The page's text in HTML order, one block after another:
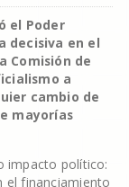
el Poder
decisiva en el
Comisión de
a
cambio de
mayorías
impacto político:
el financiamiento